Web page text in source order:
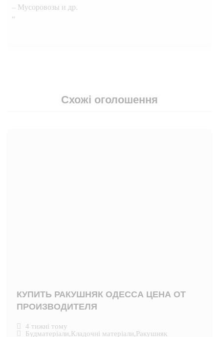
– Мусоровозы и др.
“
Схожі оголошення
КУПИТЬ РАКУШНЯК ОДЕССА ЦЕНА ОТ
ПРОИЗВОДИТЕЛЯ
4 тижні тому
Будматеріали,Кладочні матеріали,Ракушняк